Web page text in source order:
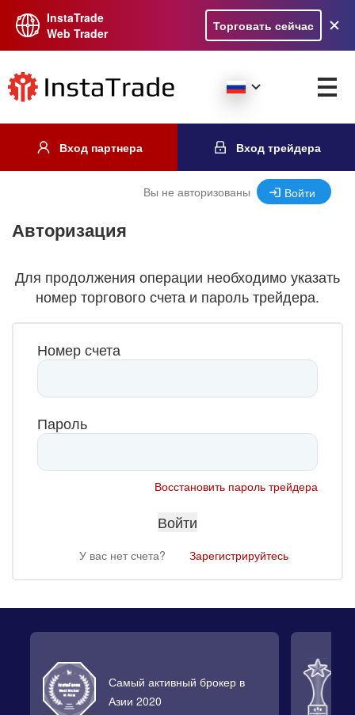
InstaTrade
Web Trader
Торговать сейчас
Вход партнера Вход трейдера
Вы не авторизованы Войти
Авторизация
Для продолжения операции необходимо указать
номер торгового счета и пароль трейдера.
Номер счета
Пароль
Восстановить пароль трейдера
У вас нет счета? Зарегистрируйтесь
Самый активный брокер в
Азии 2020